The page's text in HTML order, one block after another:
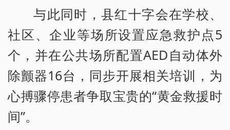
与此同时，县红十字会在学校、
社区、企业等场所设置应急救护点5
个，并在公共场所配置AED自动体外
除颤器16台，同步开展相关培训，为
心搏骤停患者争取宝贵的“黄金救援时
间”。